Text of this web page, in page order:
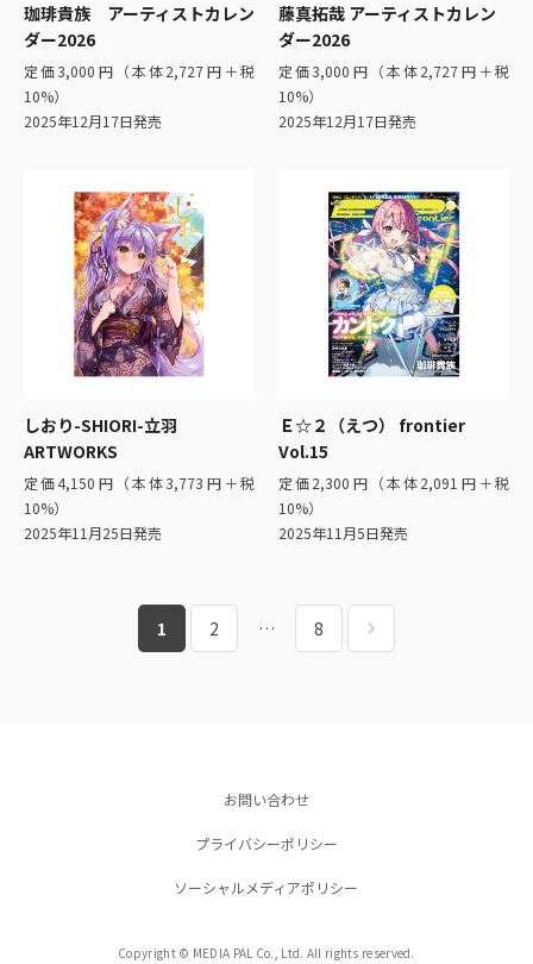
珈琲貴族 アーティストカレン
ダー2026
定価3,000円（本体2,727円＋税
10%）
2025年12月17日発売
藤真拓哉 アーティストカレン
ダー2026
定価3,000円（本体2,727円＋税
10%）
2025年12月17日発売
しおり-SHIORI-立羽
ARTWORKS
定価4,150円（本体3,773円＋税
10%）
2025年11月25日発売
Ｅ☆２（えつ） frontier
Vol.15
定価2,300円（本体2,091円＋税
10%）
2025年11月5日発売
1 2 … 8
お問い合わせ
プライバシーポリシー
ソーシャルメディアポリシー
Copyright © MEDIA PAL Co., Ltd. All rights reserved.